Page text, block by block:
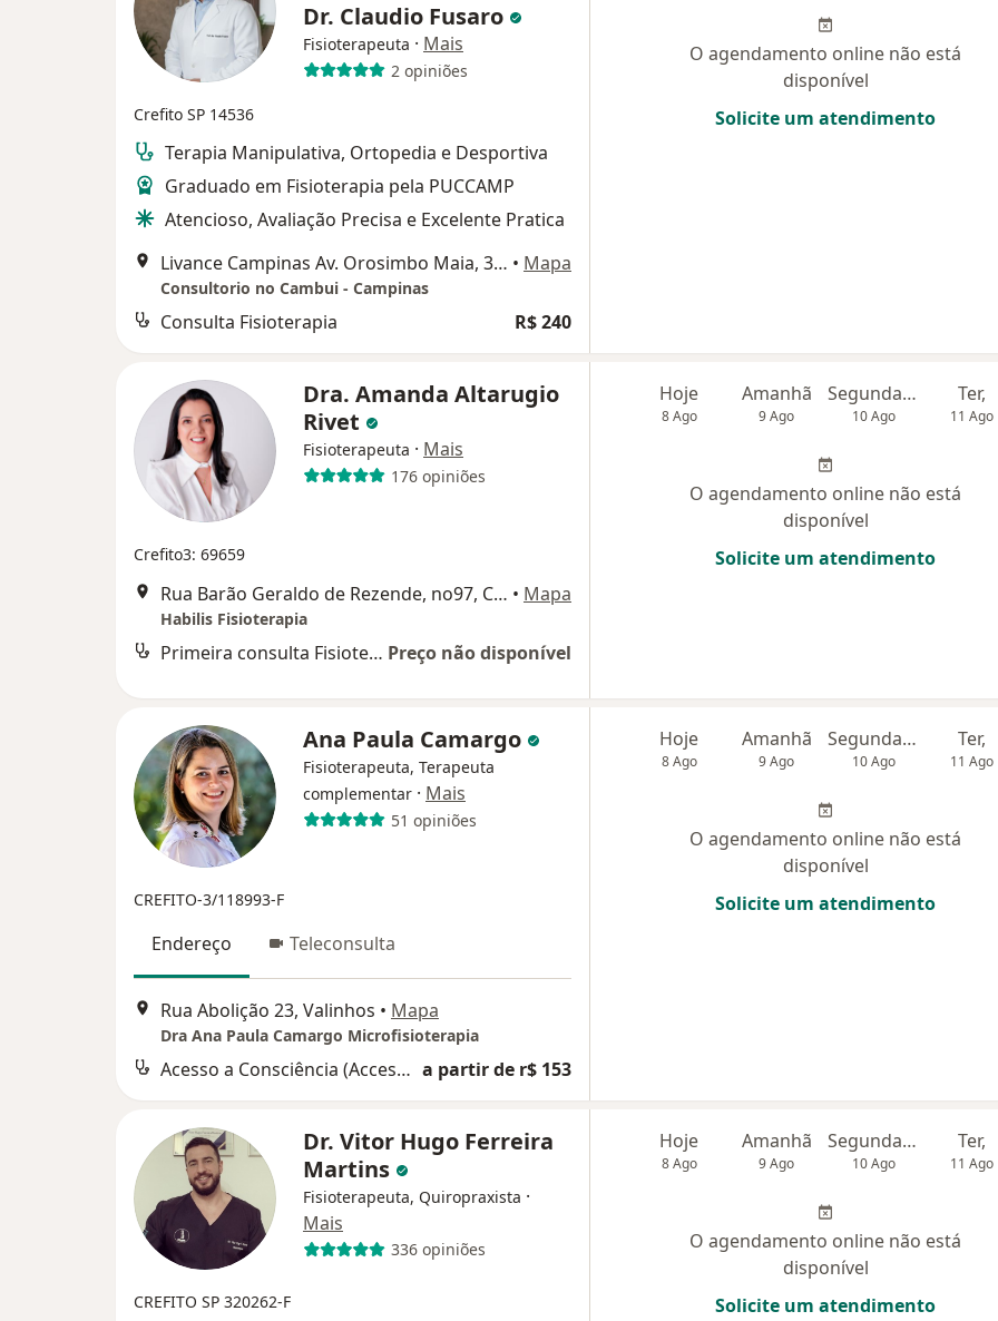
Dr. Claudio Fusaro
Fisioterapeuta · Mais
2 opiniões
Crefito SP 14536
Terapia Manipulativa, Ortopedia e Desportiva
Graduado em Fisioterapia pela PUCCAMP
Atencioso, Avaliação Precisa e Excelente Pratica
Livance Campinas Av. Orosimbo Maia, 360 - 6º andar - Vila Mariana, Campinas • Mapa
Consultorio no Cambui - Campinas
Consulta Fisioterapia R$ 240
O agendamento online não está
disponível
Solicite um atendimento
Dra. Amanda Altarugio
Rivet
Fisioterapeuta · Mais
176 opiniões
Crefito3: 69659
Rua Barão Geraldo de Rezende, no97, Campinas • Mapa
Habilis Fisioterapia
Primeira consulta Fisioterapia Preço não disponível
Hoje
8 Ago
Amanhã
9 Ago
Segunda-feira
10 Ago
Ter,
11 Ago
O agendamento online não está
disponível
Solicite um atendimento
Ana Paula Camargo
Fisioterapeuta, Terapeuta
complementar · Mais
51 opiniões
CREFITO-3/118993-F
Endereço Teleconsulta
Rua Abolição 23, Valinhos • Mapa
Dra Ana Paula Camargo Microfisioterapia
Acesso a Consciência (Access Consciousness) a partir de r$ 153
Hoje
8 Ago
Amanhã
9 Ago
Segunda-feira
10 Ago
Ter,
11 Ago
O agendamento online não está
disponível
Solicite um atendimento
Dr. Vitor Hugo Ferreira
Martins
Fisioterapeuta, Quiropraxista ·
Mais
336 opiniões
CREFITO SP 320262-F
Hoje
8 Ago
Amanhã
9 Ago
Segunda-feira
10 Ago
Ter,
11 Ago
O agendamento online não está
disponível
Solicite um atendimento